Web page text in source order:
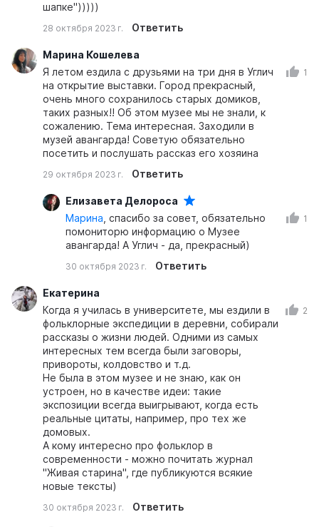
шапке")))))
28 октября 2023 г. Ответить
Марина Кошелева
Я летом ездила с друзьями на три дня в Углич
на открытие выставки. Город прекрасный,
очень много сохранилось старых домиков,
таких разных!! Об этом музее мы не знали, к
сожалению. Тема интересная. Заходили в
музей авангарда! Советую обязательно
посетить и послушать рассказ его хозяина
1
29 октября 2023 г. Ответить
Елизавета Делороса
Марина, спасибо за совет, обязательно
помониторю информацию о Музее
авангарда! А Углич - да, прекрасный)
1
30 октября 2023 г. Ответить
Екатерина
Когда я училась в университете, мы ездили в
фольклорные экспедиции в деревни, собирали
рассказы о жизни людей. Одними из самых
интересных тем всегда были заговоры,
привороты, колдовство и т.д.
Не была в этом музее и не знаю, как он
устроен, но в качестве идеи: такие
экспозиции всегда выигрывают, когда есть
реальные цитаты, например, про тех же
домовых.
А кому интересно про фольклор в
современности - можно почитать журнал
"Живая старина", где публикуются всякие
новые тексты)
2
30 октября 2023 г. Ответить